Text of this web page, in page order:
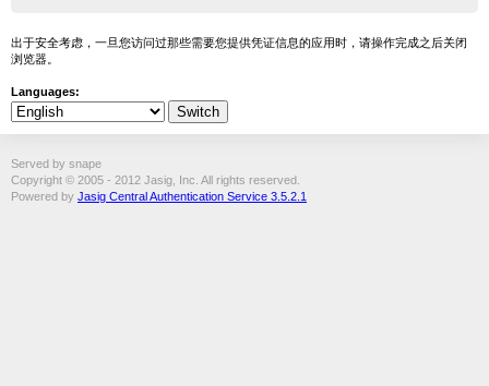
出于安全考虑，一旦您访问过那些需要您提供凭证信息的应用时，请操作完成之后关闭
浏览器。
Languages:
Served by snape
Copyright © 2005 - 2012 Jasig, Inc. All rights reserved.
Powered by Jasig Central Authentication Service 3.5.2.1